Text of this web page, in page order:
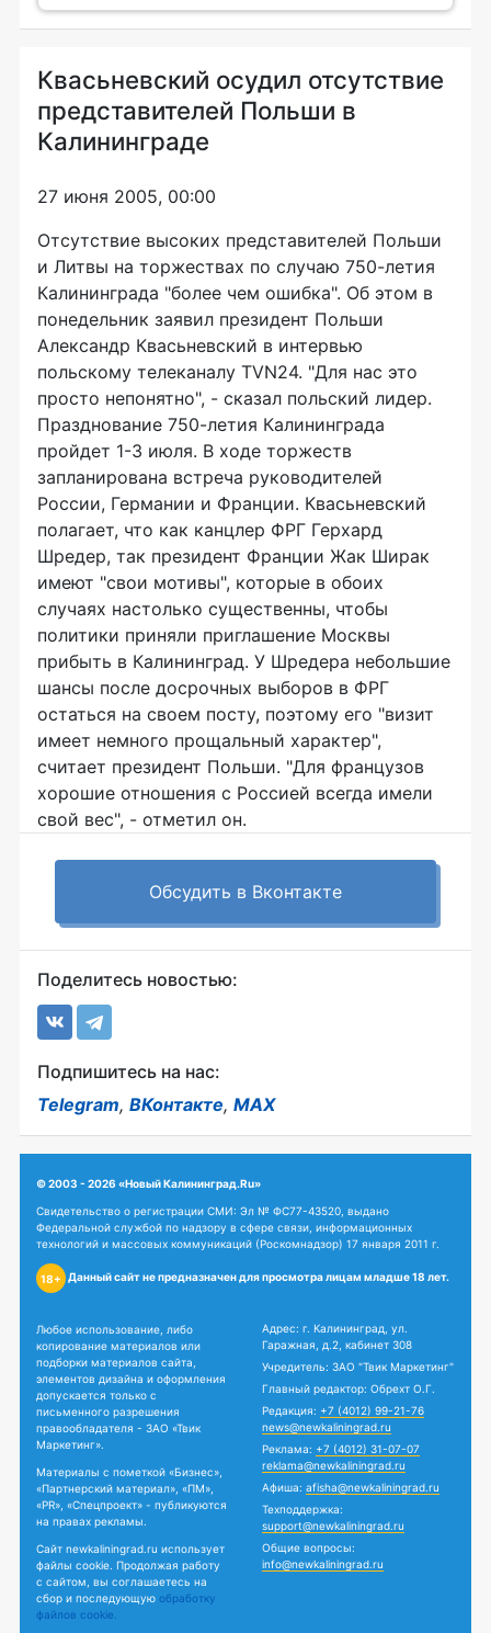
Квасьневский осудил отсутствие
представителей Польши в
Калининграде
27 июня 2005, 00:00
Отсутствие высоких представителей Польши
и Литвы на торжествах по случаю 750-летия
Калининграда "более чем ошибка". Об этом в
понедельник заявил президент Польши
Александр Квасьневский в интервью
польскому телеканалу TVN24. "Для нас это
просто непонятно", - сказал польский лидер.
Празднование 750-летия Калининграда
пройдет 1-3 июля. В ходе торжеств
запланирована встреча руководителей
России, Германии и Франции. Квасьневский
полагает, что как канцлер ФРГ Герхард
Шредер, так президент Франции Жак Ширак
имеют "свои мотивы", которые в обоих
случаях настолько существенны, чтобы
политики приняли приглашение Москвы
прибыть в Калининград. У Шредера небольшие
шансы после досрочных выборов в ФРГ
остаться на своем посту, поэтому его "визит
имеет немного прощальный характер",
считает президент Польши. "Для французов
хорошие отношения с Россией всегда имели
свой вес", - отметил он.
Обсудить в Вконтакте
Поделитесь новостью:
Подпишитесь на нас:
Telegram, ВКонтакте, MAX
© 2003 - 2026 «Новый Калининград.Ru»
Свидетельство о регистрации СМИ: Эл № ФС77-43520, выдано
Федеральной службой по надзору в сфере связи, информационных
технологий и массовых коммуникаций (Роскомнадзор) 17 января 2011 г.
18+ Данный сайт не предназначен для просмотра лицам младше 18 лет.
Любое использование, либо
копирование материалов или
подборки материалов сайта,
элементов дизайна и оформления
допускается только с
письменного разрешения
правообладателя - ЗАО «Твик
Маркетинг».
Материалы с пометкой «Бизнес»,
«Партнерский материал», «ПМ»,
«PR», «Спецпроект» - публикуются
на правах рекламы.
Сайт newkaliningrad.ru использует
файлы cookie. Продолжая работу
с сайтом, вы соглашаетесь на
сбор и последующую обработку
файлов cookie.
Адрес: г. Калининград, ул.
Гаражная, д.2, кабинет 308
Учредитель: ЗАО "Твик Маркетинг"
Главный редактор: Обрехт О.Г.
Редакция: +7 (4012) 99-21-76
news@newkaliningrad.ru
Реклама: +7 (4012) 31-07-07
reklama@newkaliningrad.ru
Афиша: afisha@newkaliningrad.ru
Техподдержка:
support@newkaliningrad.ru
Общие вопросы:
info@newkaliningrad.ru